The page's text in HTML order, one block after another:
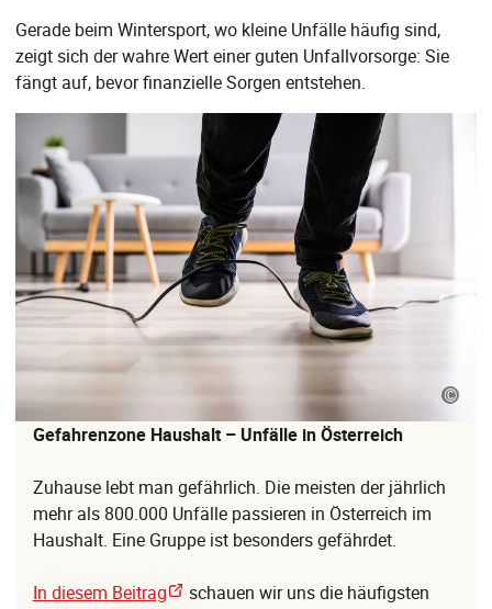
Gerade beim Wintersport, wo kleine Unfälle häufig sind,
zeigt sich der wahre Wert einer guten Unfallvorsorge: Sie
fängt auf, bevor finanzielle Sorgen entstehen.
©
Gefahrenzone Haushalt – Unfälle in Österreich
Zuhause lebt man gefährlich. Die meisten der jährlich
mehr als 800.000 Unfälle passieren in Österreich im
Haushalt. Eine Gruppe ist besonders gefährdet.
In diesem Beitrag
schauen wir uns die häufigsten